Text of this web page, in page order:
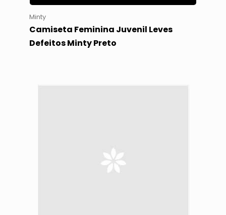
Minty
Camiseta Feminina Juvenil Leves
Defeitos Minty Preto